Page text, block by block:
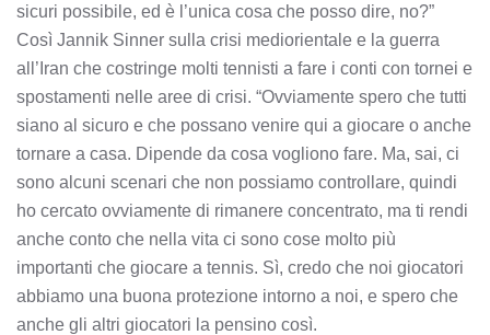
sicuri possibile, ed è l’unica cosa che posso dire, no?”
Così Jannik Sinner sulla crisi mediorientale e la guerra
all’Iran che costringe molti tennisti a fare i conti con tornei e
spostamenti nelle aree di crisi. “Ovviamente spero che tutti
siano al sicuro e che possano venire qui a giocare o anche
tornare a casa. Dipende da cosa vogliono fare. Ma, sai, ci
sono alcuni scenari che non possiamo controllare, quindi
ho cercato ovviamente di rimanere concentrato, ma ti rendi
anche conto che nella vita ci sono cose molto più
importanti che giocare a tennis. Sì, credo che noi giocatori
abbiamo una buona protezione intorno a noi, e spero che
anche gli altri giocatori la pensino così.